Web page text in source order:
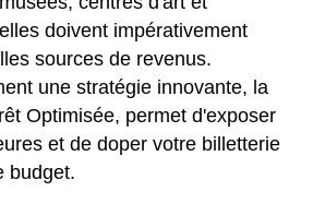
doivent impérativement
sources de revenus.
une stratégie innovante, la
Optimisée, permet d'exposer
et de doper votre billetterie
budget.